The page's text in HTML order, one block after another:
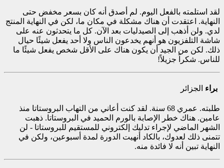
لقد استلمته بالفعل اليوم. لم أصدق أنه كان بسعر مخفض حتى
النهاية. اعتقدت أن هناك مشكلة في مكان ما، لكن في النهاية المنتج
لدي. ولن أذهب إلى الصيدليات بعد الآن. كل ما يتحدثون عنه على
شاشة التلفزيون هو أنهم يخدعون الناس ولا أحد يفعل شيئًا حيال
ذلك. لكن من الجيد أن يكون هناك على الأقل شخص يفعل شيئًا ما
للناس. شكراً جزيلاً!
براء الجزائر
طلبته. عمري 68 سنة. لقد كنت أعاني من التهاب البروستاتا منذ
عامين. هناك خطر الإصابة بالورم الحميد في البروستاتا. ذهبت
الشهر الماضي لإجراء تدليك إلكتروني للمستقيم للبروستاتا - لن
تتمنى ذلك لعدوك، بالكاد أنهيت الدورة لمدة أسبوعين، ولكن في
النهاية تبين أنه لا فائدة منه.